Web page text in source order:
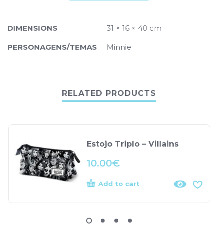
DIMENSIONS 31 × 16 × 40 cm
PERSONAGENS/TEMAS Minnie
RELATED PRODUCTS
Estojo Triplo – Villains
10.00€
Add to cart